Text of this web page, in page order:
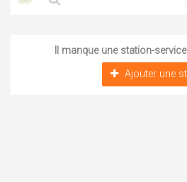
Il manque une station-
Ajouter une